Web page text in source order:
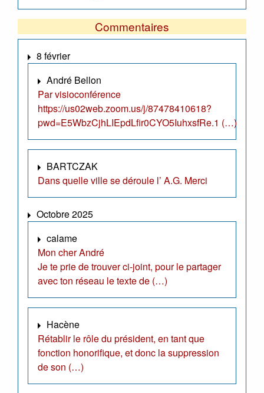
Commentaires
8 février
André Bellon
Par visioconférence
https://us02web.zoom.us/j/87478410618?
pwd=E5WbzCjhLIEpdLfir0CYO5IuhxsfRe.1 (…)
BARTCZAK
Dans quelle ville se déroule l’ A.G. Merci
Octobre 2025
calame
Mon cher André
Je te prie de trouver ci-joint, pour le partager
avec ton réseau le texte de (…)
Hacène
Rétablir le rôle du président, en tant que
fonction honorifique, et donc la suppression
de son (…)